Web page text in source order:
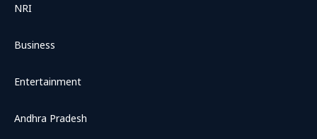
NRI
Business
Entertainment
Andhra Pradesh